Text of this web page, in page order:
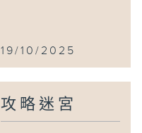
19/10/2025
攻略迷宮